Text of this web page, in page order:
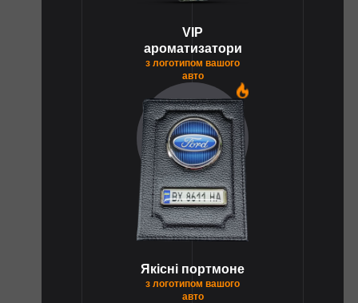
VIP
ароматизатори
з логотипом вашого
авто
Якісні портмоне
з логотипом вашого
авто